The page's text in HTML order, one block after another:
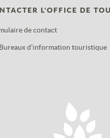
L'OFFICE DE
de contact
d’information touristique